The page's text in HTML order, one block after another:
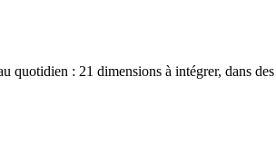
quotidien : 21 dimensions à intégrer, dans